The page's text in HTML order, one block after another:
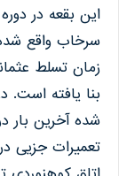
این بقعه در دوره
سرخاب واقع شده
زمان تسلط
تعمیرات جزیی